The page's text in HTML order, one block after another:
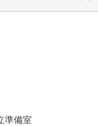
準備室